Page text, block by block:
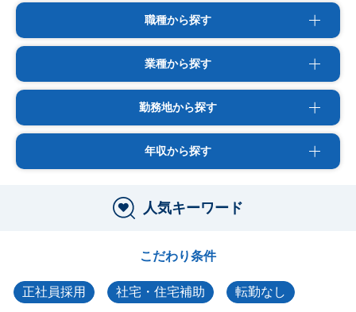
職種から探す
業種から探す
勤務地から探す
年収から探す
人気キーワード
こだわり条件
正社員採用 社宅・住宅補助 転勤なし